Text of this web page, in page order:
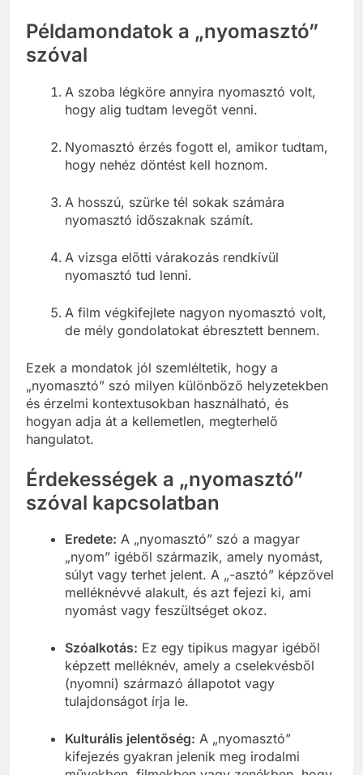
Példamondatok a „nyomasztó”
szóval
A szoba légköre annyira nyomasztó volt,
hogy alig tudtam levegőt venni.
Nyomasztó érzés fogott el, amikor tudtam,
hogy nehéz döntést kell hoznom.
A hosszú, szürke tél sokak számára
nyomasztó időszaknak számít.
A vizsga előtti várakozás rendkívül
nyomasztó tud lenni.
A film végkifejlete nagyon nyomasztó volt,
de mély gondolatokat ébresztett bennem.
Ezek a mondatok jól szemléltetik, hogy a
„nyomasztó” szó milyen különböző helyzetekben
és érzelmi kontextusokban használható, és
hogyan adja át a kellemetlen, megterhelő
hangulatot.
Érdekességek a „nyomasztó”
szóval kapcsolatban
Eredete: A „nyomasztó” szó a magyar
„nyom” igéből származik, amely nyomást,
súlyt vagy terhet jelent. A „-asztó” képzővel
melléknévvé alakult, és azt fejezi ki, ami
nyomást vagy feszültséget okoz.
Szóalkotás: Ez egy tipikus magyar igéből
képzett melléknév, amely a cselekvésből
(nyomni) származó állapotot vagy
tulajdonságot írja le.
Kulturális jelentőség: A „nyomasztó”
kifejezés gyakran jelenik meg irodalmi